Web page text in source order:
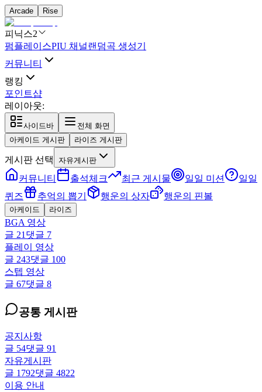
Arcade Rise
피닉스2
펌플레이스PIU 채널랜덤곡 생성기
커뮤니티
랭킹
포인트샵
레이아웃:
사이드바
전체 화면
아케이드 게시판
라이즈 게시판
게시판 선택 자유게시판
커뮤니티 출석체크 최근 게시물 일일 미션
일일
퀴즈
추억의 뽑기 행운의 상자 행운의 핀볼
아케이드 라이즈
BGA 영상
글 21 댓글 7
플레이 영상
글 243댓글 100
스텝 영상
글 67댓글 8
공통 게시판
공지사항
글 54댓글 91
자유게시판
글 1792댓글 4822
이용 안내